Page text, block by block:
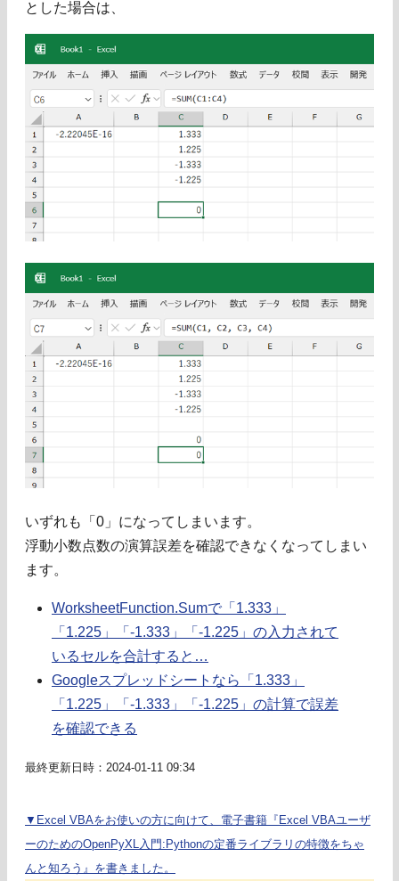
とした場合は、
いずれも「0」になってしまいます。
浮動小数点数の演算誤差を確認できなくなってしまい
ます。
WorksheetFunction.Sumで「1.333」
「1.225」「-1.333」「-1.225」の入力されて
いるセルを合計すると…
Googleスプレッドシートなら「1.333」
「1.225」「-1.333」「-1.225」の計算で誤差
を確認できる
最終更新日時：2024-01-11 09:34
▼Excel VBAをお使いの方に向けて、電子書籍『Excel VBAユーザ
ーのためのOpenPyXL入門:Pythonの定番ライブラリの特徴をちゃ
んと知ろう』を書きました。